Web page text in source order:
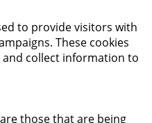
to provide visitors with
These cookies
collect information to
those that are being